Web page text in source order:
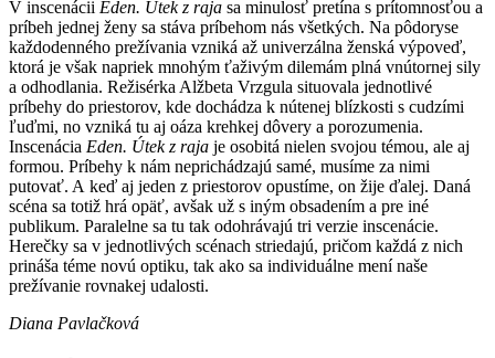
V inscenácii Eden. Útek z raja sa minulosť pretína s prítomnosťou a
príbeh jednej ženy sa stáva príbehom nás všetkých. Na pôdoryse
každodenného prežívania vzniká až univerzálna ženská výpoveď,
ktorá je však napriek mnohým ťaživým dilemám plná vnútornej sily
a odhodlania. Režisérka Alžbeta Vrzgula situovala jednotlivé
príbehy do priestorov, kde dochádza k nútenej blízkosti s cudzími
ľuďmi, no vzniká tu aj oáza krehkej dôvery a porozumenia.
Inscenácia Eden. Útek z raja je osobitá nielen svojou témou, ale aj
formou. Príbehy k nám neprichádzajú samé, musíme za nimi
putovať. A keď aj jeden z priestorov opustíme, on žije ďalej. Daná
scéna sa totiž hrá opäť, avšak už s iným obsadením a pre iné
publikum. Paralelne sa tu tak odohrávajú tri verzie inscenácie.
Herečky sa v jednotlivých scénach striedajú, pričom každá z nich
prináša téme novú optiku, tak ako sa individuálne mení naše
prežívanie rovnakej udalosti.
Diana Pavlačková